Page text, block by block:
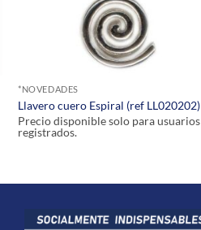
*NOVEDADES
Llavero cuero Espiral (ref LL020202)
Precio disponible solo para usuarios
registrados.